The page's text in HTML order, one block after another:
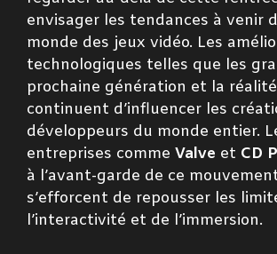
envisager les tendances à venir
monde des jeux vidéo. Les
technologiques telles que les
prochaine génération et la
continuent d’influencer les
développeurs du monde entier.
entreprises comme Valve et CD
à l’avant-garde de ce
s’efforcent de repousser les
l’interactivité et de l’immersion.